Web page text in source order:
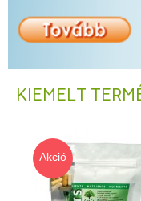
KIEMELT
Akció